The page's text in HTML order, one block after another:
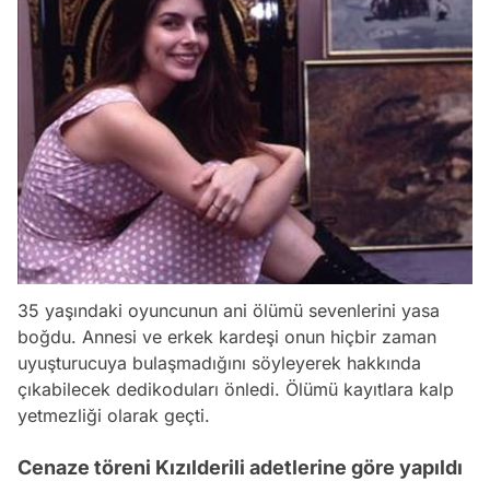
35 yaşındaki oyuncunun ani ölümü sevenlerini yasa
boğdu. Annesi ve erkek kardeşi onun hiçbir zaman
uyuşturucuya bulaşmadığını söyleyerek hakkında
çıkabilecek dedikoduları önledi. Ölümü kayıtlara kalp
yetmezliği olarak geçti.
Cenaze töreni Kızılderili adetlerine göre yapıldı